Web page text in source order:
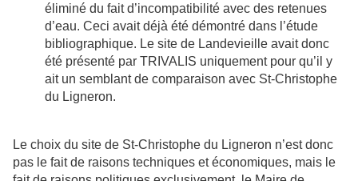
éliminé du fait d’incompatibilité avec des retenues
d’eau. Ceci avait déjà été démontré dans l’étude
bibliographique. Le site de Landevieille avait donc
été présenté par TRIVALIS uniquement pour qu’il y
ait un semblant de comparaison avec St-Christophe
du Ligneron.
Le choix du site de St-Christophe du Ligneron n’est donc
pas le fait de raisons techniques et économiques, mais le